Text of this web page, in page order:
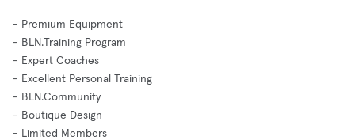
- Premium Equipment
- BLN.Training Program
- Expert Coaches
- Excellent Personal Training
- BLN.Community
- Boutique Design
- Limited Members